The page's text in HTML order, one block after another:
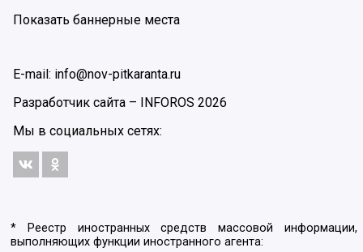
Показать баннерные места
E-mail: info@nov-pitkaranta.ru
Разработчик сайта –
INFOROS 2026
Мы в социальных сетях:
* Реестр иностранных средств массовой информации,
выполняющих функции иностранного агента: